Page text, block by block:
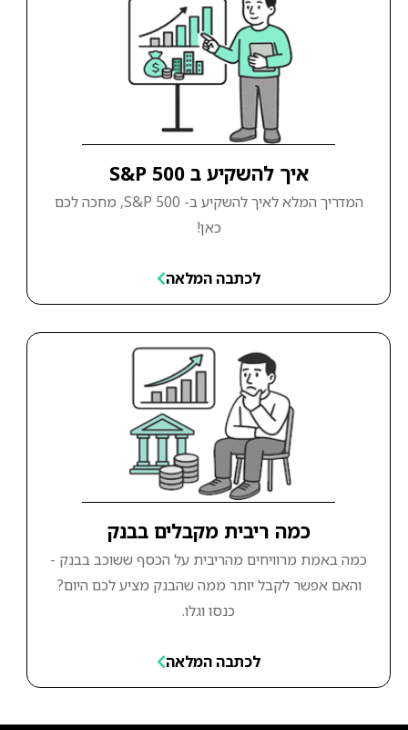
איך להשקיע ב S&P 500
המדריך המלא לאיך להשקיע ב- S&P 500, מחכה לכם
כאן!
לכתבה המלאה
כמה ריבית מקבלים בבנק
כמה באמת מרוויחים מהריבית על הכסף ששוכב בבנק -
והאם אפשר לקבל יותר ממה שהבנק מציע לכם היום?
כנסו וגלו.
לכתבה המלאה